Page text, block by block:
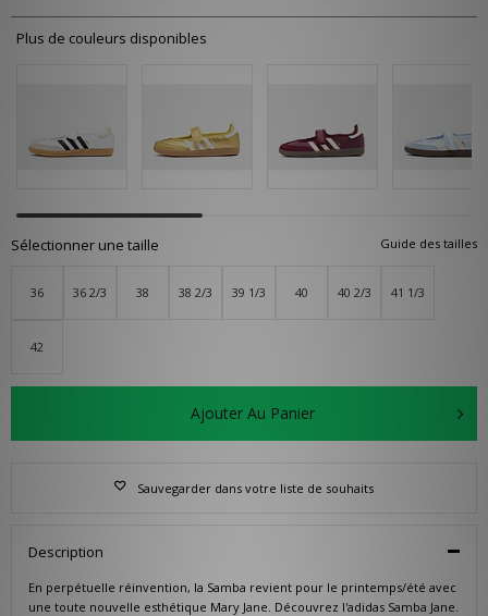
Plus de couleurs disponibles
Guide des tailles
Sélectionner une taille
36 36 2/3 38 38 2/3 39 1/3 40 40 2/3 41 1/3
42
Ajouter Au Panier
Sauvegarder dans votre liste de souhaits
Description
En perpétuelle réinvention, la Samba revient pour le printemps/été avec
une toute nouvelle esthétique Mary Jane. Découvrez l'adidas Samba Jane.